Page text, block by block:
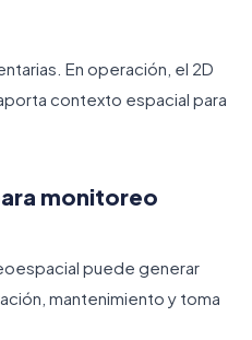
En operación, el 2D
contexto espacial para
monitoreo
puede generar
mantenimiento y toma